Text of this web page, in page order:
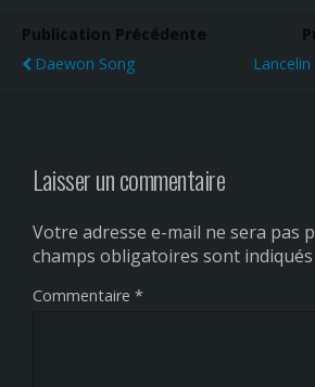
Publication Précédente
Daewon Song
Laisser un commentaire
Votre adresse e-mail ne sera pas
champs obligatoires sont indiqués
Commentaire *